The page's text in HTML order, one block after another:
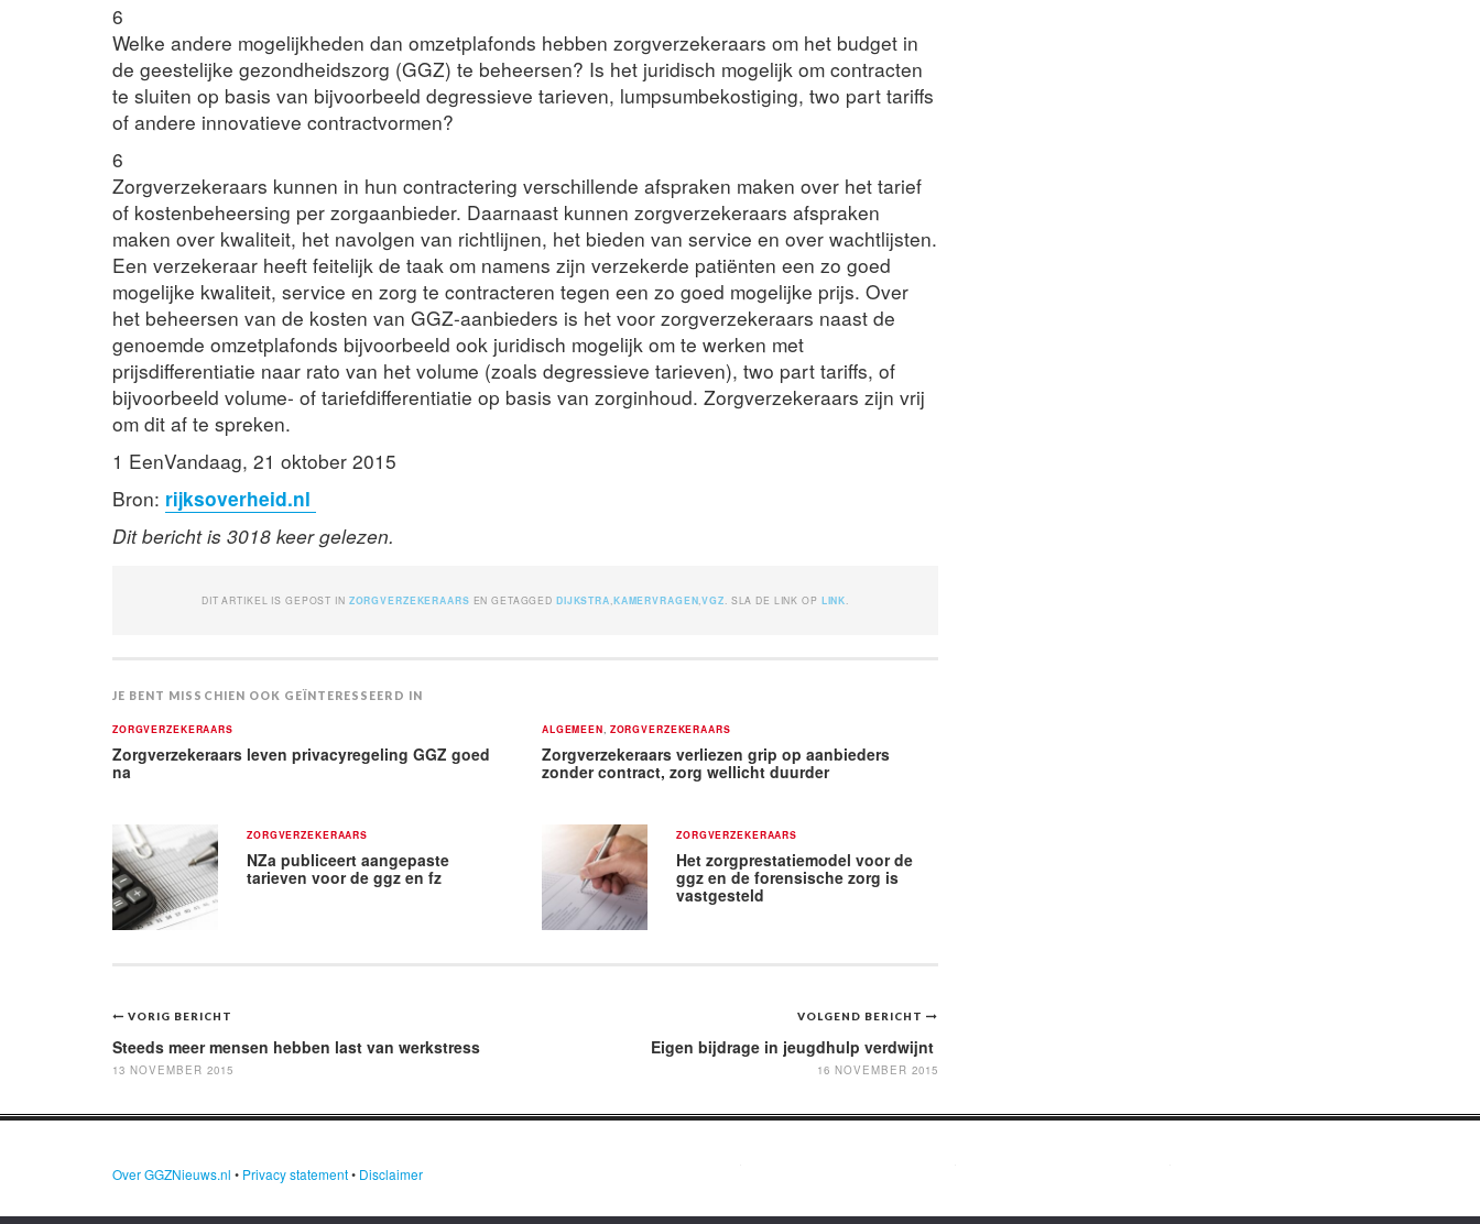
6
Welke andere mogelijkheden dan omzetplafonds hebben zorgverzekeraars om het budget in
de geestelijke gezondheidszorg (GGZ) te beheersen? Is het juridisch mogelijk om contracten
te sluiten op basis van bijvoorbeeld degressieve tarieven, lumpsumbekostiging, two part tariffs
of andere innovatieve contractvormen?
6
Zorgverzekeraars kunnen in hun contractering verschillende afspraken maken over het tarief
of kostenbeheersing per zorgaanbieder. Daarnaast kunnen zorgverzekeraars afspraken
maken over kwaliteit, het navolgen van richtlijnen, het bieden van service en over wachtlijsten.
Een verzekeraar heeft feitelijk de taak om namens zijn verzekerde patiënten een zo goed
mogelijke kwaliteit, service en zorg te contracteren tegen een zo goed mogelijke prijs. Over
het beheersen van de kosten van GGZ-aanbieders is het voor zorgverzekeraars naast de
genoemde omzetplafonds bijvoorbeeld ook juridisch mogelijk om te werken met
prijsdifferentiatie naar rato van het volume (zoals degressieve tarieven), two part tariffs, of
bijvoorbeeld volume- of tariefdifferentiatie op basis van zorginhoud. Zorgverzekeraars zijn vrij
om dit af te spreken.
1 EenVandaag, 21 oktober 2015
Bron: rijksoverheid.nl
Dit bericht is 3018 keer gelezen.
DIT ARTIKEL IS GEPOST IN ZORGVERZEKERAARS EN GETAGGED DIJKSTRA KAMERVRAGEN ,VGZ . SLA DE LINK OP LINK
JE BENT MISSCHIEN OOK GEÏNTERESSEERD IN
ZORGVERZEKERAARS
Zorgverzekeraars leven privacyregeling GGZ goed
na
ALGEMEEN ZORGVERZEKERAARS
Zorgverzekeraars verliezen grip op aanbieders
zonder contract, zorg wellicht duurder
ZORGVERZEKERAARS
NZa publiceert aangepaste
tarieven voor de ggz en fz
ZORGVERZEKERAARS
Het zorgprestatiemodel voor de
ggz en de forensische zorg is
vastgesteld
Bericht
navigatie
VOLGEND BERICHT
Eigen bijdrage in jeugdhulp verdwijnt
16 NOVEMBER 2015
VORIG BERICHT
Steeds meer mensen hebben last van werkstress
13 NOVEMBER 2015
Over GGZNieuws.nl • Privacy statement• Disclaimer